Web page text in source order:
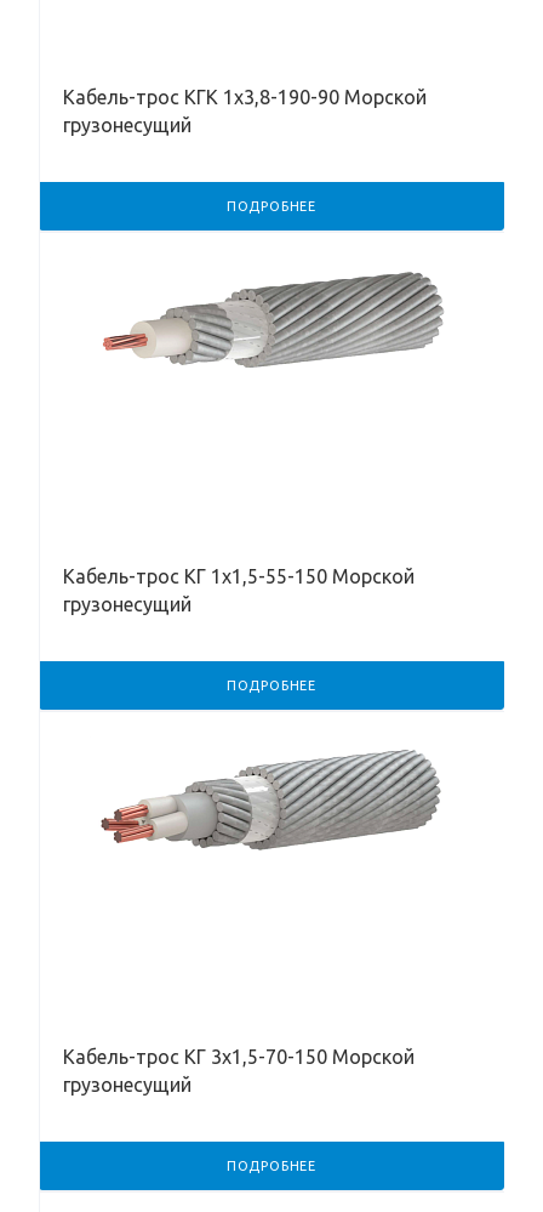
Кабель-трос КГК 1х3,8-190-90 Морской
грузонесущий
ПОДРОБНЕЕ
Кабель-трос КГ 1х1,5-55-150 Морской
грузонесущий
ПОДРОБНЕЕ
Кабель-трос КГ 3х1,5-70-150 Морской
грузонесущий
ПОДРОБНЕЕ